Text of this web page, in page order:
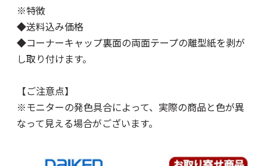
※特徴
◆送料込み価格
◆コーナーキャップ裏面の両面テープの離型紙を剥が
し取り付けます。
【ご注意点】
※モニターの発色具合によって、実際の商品と色が異
なって見える場合がございます。